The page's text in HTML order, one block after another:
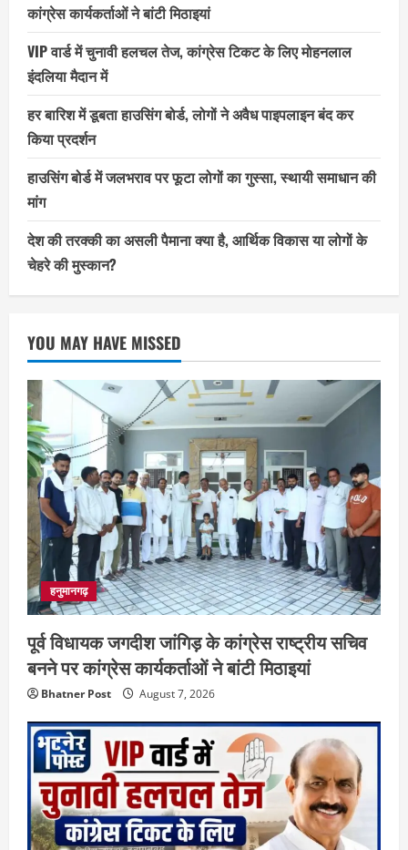
कांग्रेस कार्यकर्ताओं ने बांटी मिठाइयां
VIP वार्ड में चुनावी हलचल तेज, कांग्रेस टिकट के लिए मोहनलाल
इंदलिया मैदान में
हर बारिश में डूबता हाउसिंग बोर्ड, लोगों ने अवैध पाइपलाइन बंद कर
किया प्रदर्शन
हाउसिंग बोर्ड में जलभराव पर फूटा लोगों का गुस्सा, स्थायी समाधान की
मांग
देश की तरक्की का असली पैमाना क्या है, आर्थिक विकास या लोगों के
चेहरे की मुस्कान?
YOU MAY HAVE MISSED
हनुमानगढ़
पूर्व विधायक जगदीश जांगिड़ के कांग्रेस राष्ट्रीय सचिव
बनने पर कांग्रेस कार्यकर्ताओं ने बांटी मिठाइयां
Bhatner Post August 7, 2026